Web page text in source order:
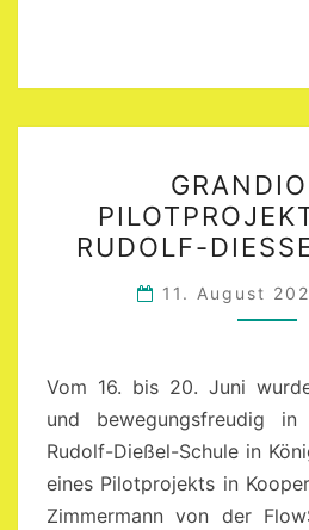
DER
RUDOLF-
11. August
Vom 16. bis 20. Juni
und bewegungsfreudig
Rudolf-Dießel-Schule in
eines Pilotprojekts in
Zimmermann von der